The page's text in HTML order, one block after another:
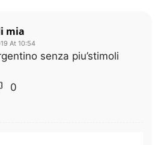
mia
At 10:54
senza piu’stimoli
0